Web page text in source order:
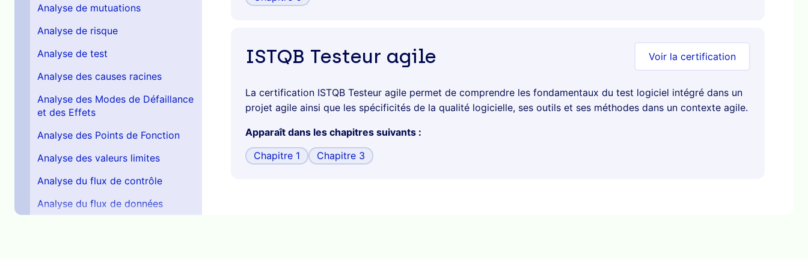
Analyse de mutuations
Analyse de risque
Analyse de test
Analyse des causes racines
Analyse des Modes de Défaillance
et des Effets
Analyse des Points de Fonction
Analyse des valeurs limites
Analyse du flux de contrôle
Analyse du flux de données
ISTQB Testeur agile Voir la certification
La certification ISTQB Testeur agile permet de comprendre les fondamentaux du test logiciel intégré dans un
projet agile ainsi que les spécificités de la qualité logicielle, ses outils et ses méthodes dans un contexte agile.
Apparaît dans les chapitres suivants :
Chapitre 1
Chapitre 3